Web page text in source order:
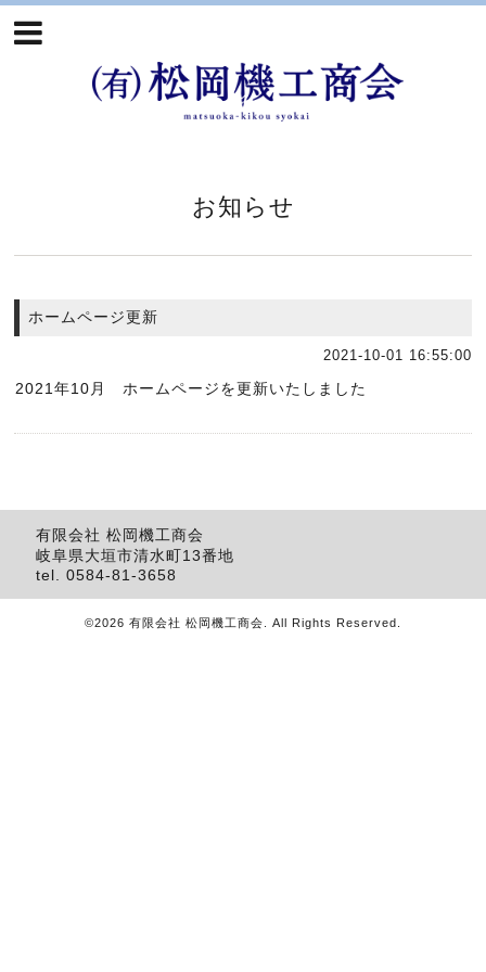
お知らせ
ホームページ更新
2021-10-01 16:55:00
2021年10月 ホームページを更新いたしました
有限会社 松岡機工商会
岐阜県大垣市清水町13番地
tel.0584-81-3658
©2026 有限会社 松岡機工商会 . All Rights Reserved.